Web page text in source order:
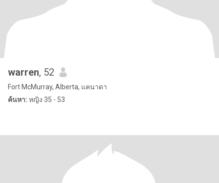
warren, 52
Fort McMurray, Alberta, แคนาดา
ค้นหา: หญิง 35 - 53